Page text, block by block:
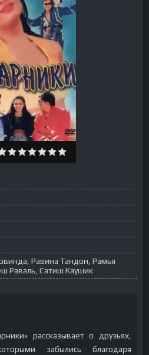
Равина Тандон, Рамья
Раваль, Сатиш Каушик
рассказывает о друзьях,
забылись благодаря